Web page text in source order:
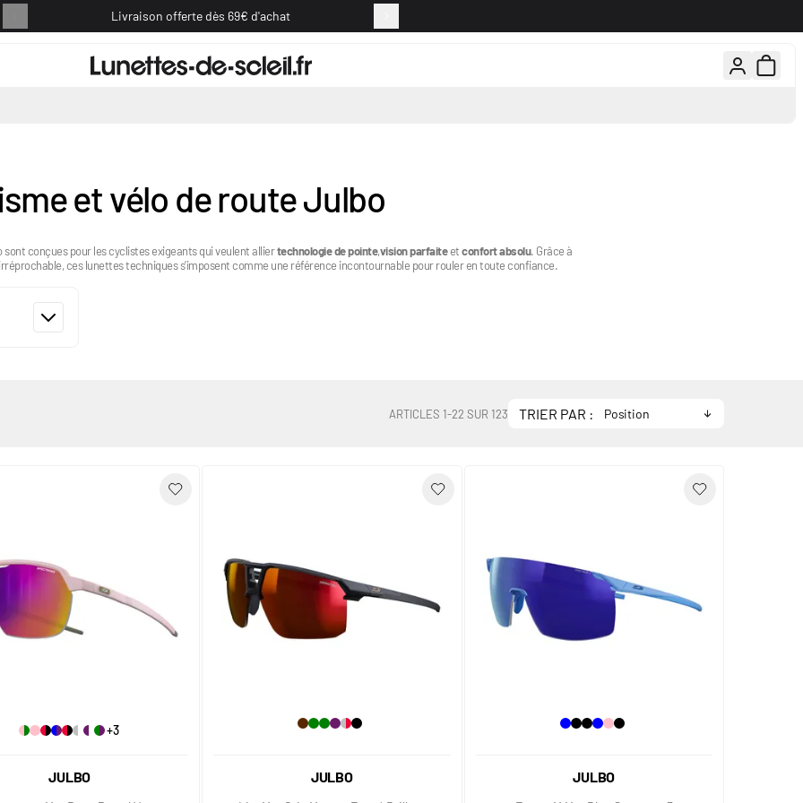
Livraison offerte dès 69€ d'achat
et vélo de route Julbo
conçues pour les cyclistes exigeants qui veulent alliertechnologie de pointe,vision parfaiteetconfort absolu. Grâce à
ces lunettes techniques s’imposent comme une référence incontournable pour rouler en toute confiance.
ARTICLES 1-22 SUR 123 TRIER PAR :
+3
JULBO JULBO JULBO